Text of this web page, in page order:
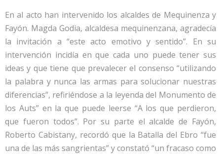
En al acto han intervenido los alcaldes de Mequinenza y
Fayón. Magda Godia, alcaldesa mequinenzana, agradecía
la invitación a “este acto emotivo y sentido”. En su
intervención incidía en que cada uno puede tener sus
ideas y que tiene que prevalecer el consenso “utilizando
la palabra y nunca las armas para solucionar nuestras
diferencias”, refiriéndose a la leyenda del Monumento de
los Auts” en la que puede leerse “A los que perdieron,
que fueron todos”. Por su parte el alcalde de Fayón,
Roberto Cabistany, recordó que la Batalla del Ebro “fue
una de las más sangrientas” y constató “un fracaso como